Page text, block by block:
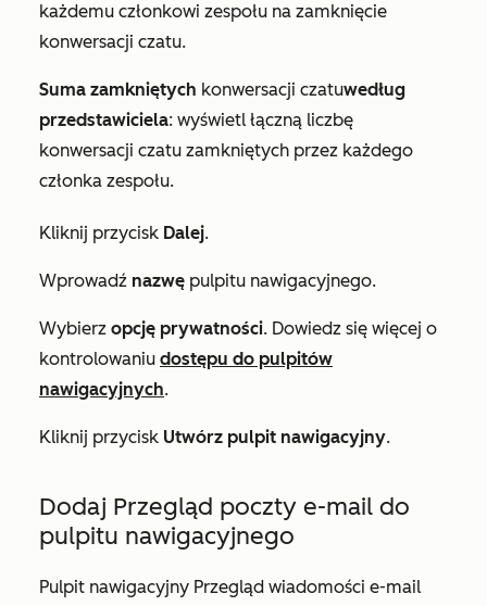
każdemu członkowi zespołu na zamknięcie
konwersacji czatu.
Suma zamkniętych konwersacji czatuwedług
przedstawiciela: wyświetl łączną liczbę
konwersacji czatu zamkniętych przez każdego
członka zespołu.
Kliknij przycisk Dalej.
Wprowadź nazwę pulpitu nawigacyjnego.
Wybierz opcję prywatności. Dowiedz się więcej o
kontrolowaniu dostępu do pulpitów
nawigacyjnych.
Kliknij przycisk Utwórz pulpit nawigacyjny.
Dodaj Przegląd poczty e-mail do
pulpitu nawigacyjnego
Pulpit nawigacyjny Przegląd wiadomości e-mail